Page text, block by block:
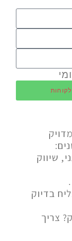
שיווק
בדיוק
צריך